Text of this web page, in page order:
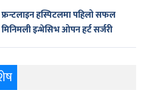
फ्रन्टलाइन हस्पिटलमा पहिलो सफल
मिनिमली इन्भेसिभ ओपन हर्ट सर्जरी